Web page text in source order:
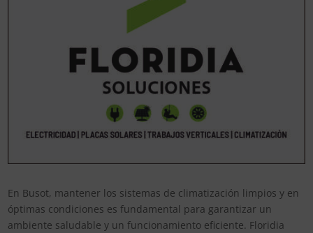
En Busot, mantener los sistemas de climatización limpios y en
óptimas condiciones es fundamental para garantizar un
ambiente saludable y un funcionamiento eficiente. Floridia